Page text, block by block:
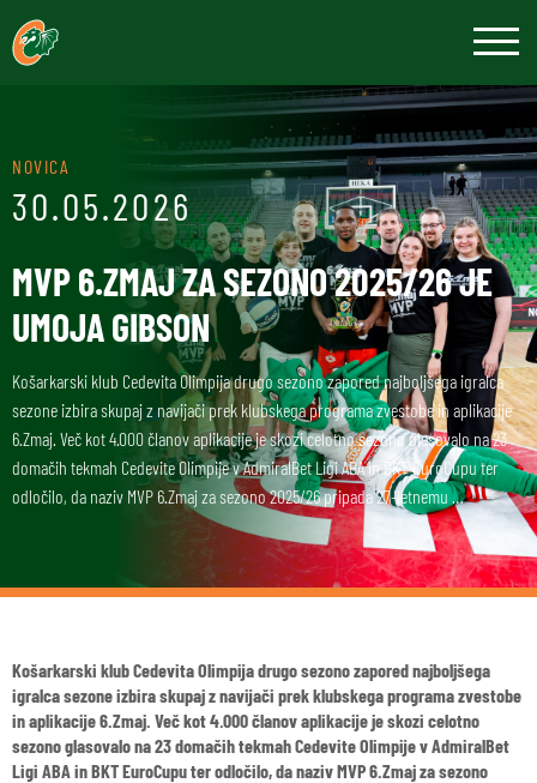
NOVICA
30.05.2026
MVP 6.ZMAJ ZA SEZONO 2025/26 JE
UMOJA GIBSON
Košarkarski klub Cedevita Olimpija drugo sezono zapored najboljšega igralca
sezone izbira skupaj z navijači prek klubskega programa zvestobe in aplikacije
6.Zmaj. Več kot 4.000 članov aplikacije je skozi celotno sezono glasovalo na 23
domačih tekmah Cedevite Olimpije v AdmiralBet Ligi ABA in BKT EuroCupu ter
odločilo, da naziv MVP 6.Zmaj za sezono 2025/26 pripada 27-letnemu …
Košarkarski klub Cedevita Olimpija drugo sezono zapored najboljšega
igralca sezone izbira skupaj z navijači prek klubskega programa zvestobe
in aplikacije 6.Zmaj. Več kot 4.000 članov aplikacije je skozi celotno
sezono glasovalo na 23 domačih tekmah Cedevite Olimpije v AdmiralBet
Ligi ABA in BKT EuroCupu ter odločilo, da naziv MVP 6.Zmaj za sezono